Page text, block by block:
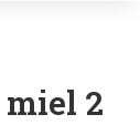
miel 2